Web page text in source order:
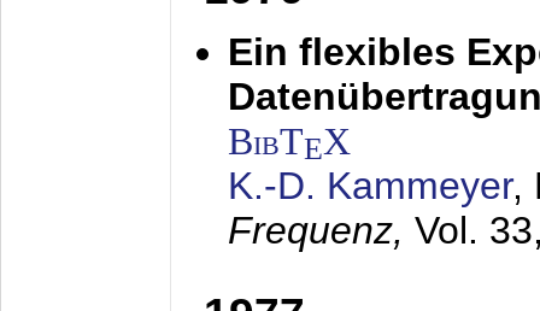
Ein flexibles
BibTEX
K.-D. Kammeyer,
Frequenz, Vol.